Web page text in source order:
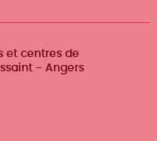
et centres de
- Angers